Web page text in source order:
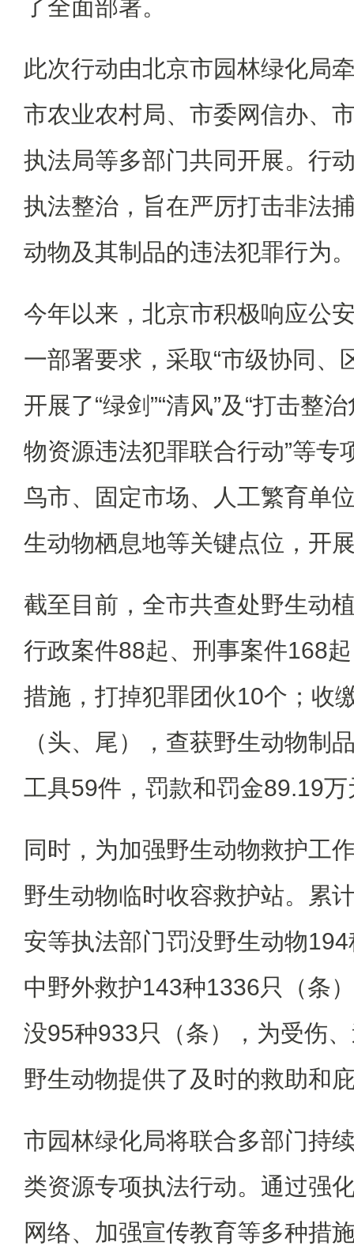
了全面部署。
此次行动由北京市园林绿化局
市农业农村局、市委网信办、
执法局等多部门共同开展。行
执法整治，旨在严厉打击非法
动物及其制品的违法犯罪行为
今年以来，北京市积极响应公
一部署要求，采取“市级协同、
开展了“绿剑”“清风”及“打击整
物资源违法犯罪联合行动”等专
鸟市、固定市场、人工繁育单
生动物栖息地等关键点位，开
截至目前，全市共查处野生动
行政案件88起、刑事案件168
措施，打掉犯罪团伙10个；收
（头、尾），查获野生动物制
工具59件，罚款和罚金89.19万
同时，为加强野生动物救护工
野生动物临时收容救护站。累
安等执法部门罚没野生动物
中野外救护143种1336只（条
没95种933只（条），为受伤
野生动物提供了及时的救助和
市园林绿化局将联合多部门持
类资源专项执法行动。通过强
网络、加强宣传教育等多种措